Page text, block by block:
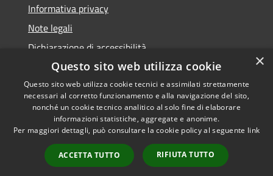
Informativa privacy
Note legali
Dichiarazione di accessibilità
Accessibilità
Privacy
Mappa del sito
Copyright © 2026 • Comune di
Recanati • Powered by
Municipium
Accesso
redazione
×
Questo sito web utilizza cookie
Questo sito web utilizza cookie tecnici e assimilati strettamente
necessari al corretto funzionamento e alla navigazione del sito,
nonché un cookie tecnico analitico al solo fine di elaborare
informazioni statistiche, aggregate e anonime.
Per maggiori dettagli, può consultare la cookie policy al seguente link
ACCETTA TUTTO RIFIUTA TUTTO